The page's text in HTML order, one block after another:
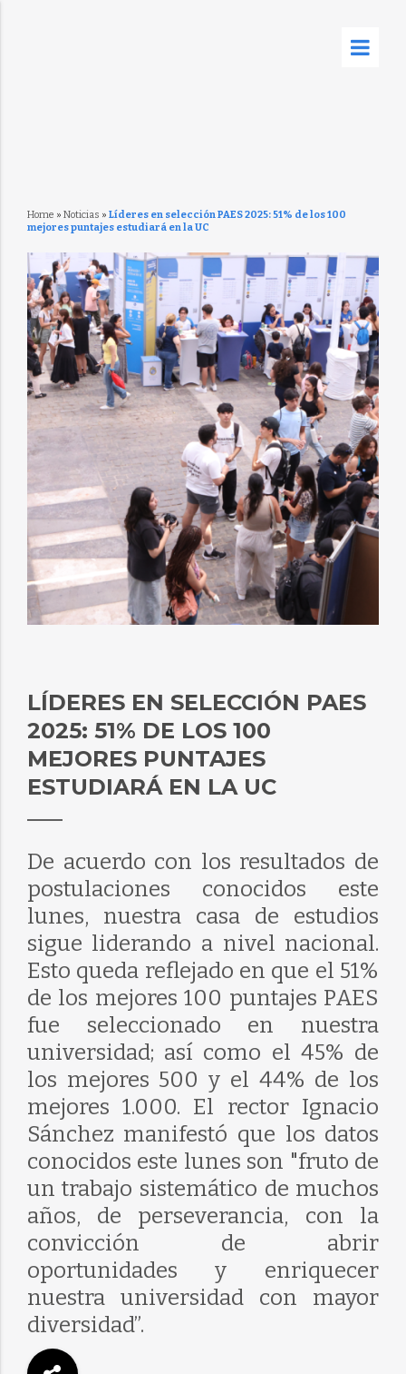
Home » Noticias » Líderes en selección PAES 2025: 51% de los 100
mejores puntajes estudiará en la UC
LÍDERES EN SELECCIÓN PAES
2025: 51% DE LOS 100
MEJORES PUNTAJES
ESTUDIARÁ EN LA UC
De acuerdo con los resultados de
postulaciones conocidos este
lunes, nuestra casa de estudios
sigue liderando a nivel nacional.
Esto queda reflejado en que el 51%
de los mejores 100 puntajes PAES
fue seleccionado en nuestra
universidad; así como el 45% de
los mejores 500 y el 44% de los
mejores 1.000. El rector Ignacio
Sánchez manifestó que los datos
conocidos este lunes son "fruto de
un trabajo sistemático de muchos
años, de perseverancia, con la
convicción de abrir
oportunidades y enriquecer
nuestra universidad con mayor
diversidad”.